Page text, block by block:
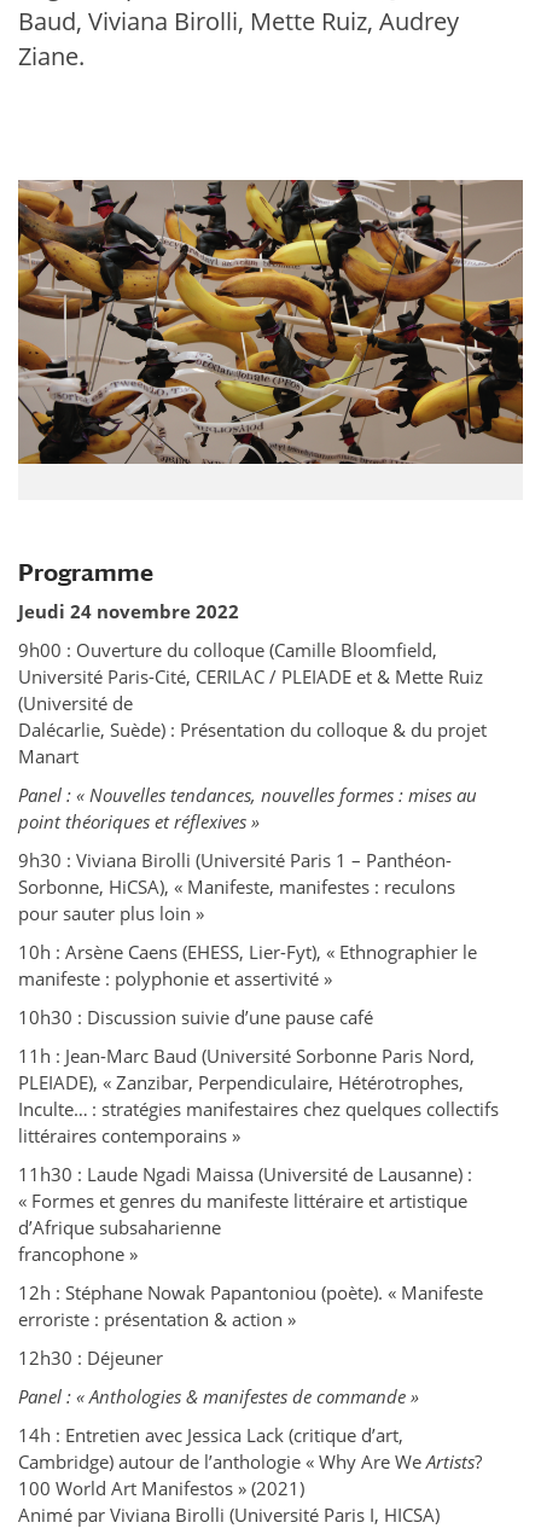
Baud, Viviana Birolli, Mette Ruiz, Audrey
Ziane.
Programme
Jeudi 24 novembre 2022
9h00 : Ouverture du colloque (Camille Bloomfield,
Université Paris-Cité, CERILAC / PLEIADE et & Mette Ruiz
(Université de
Dalécarlie, Suède) : Présentation du colloque & du projet
Manart
Panel : « Nouvelles tendances, nouvelles formes : mises au
point théoriques et réflexives »
9h30 : Viviana Birolli (Université Paris 1 – Panthéon-
Sorbonne, HiCSA), « Manifeste, manifestes : reculons
pour sauter plus loin »
10h : Arsène Caens (EHESS, Lier-Fyt), « Ethnographier le
manifeste : polyphonie et assertivité »
10h30 : Discussion suivie d’une pause café
11h : Jean-Marc Baud (Université Sorbonne Paris Nord,
PLEIADE), « Zanzibar, Perpendiculaire, Hétérotrophes,
Inculte… : stratégies manifestaires chez quelques collectifs
littéraires contemporains »
11h30 : Laude Ngadi Maissa (Université de Lausanne) :
« Formes et genres du manifeste littéraire et artistique
d’Afrique subsaharienne
francophone »
12h : Stéphane Nowak Papantoniou (poète). « Manifeste
erroriste : présentation & action »
12h30 : Déjeuner
Panel : « Anthologies & manifestes de commande »
14h : Entretien avec Jessica Lack (critique d’art,
Cambridge) autour de l’anthologie « Why Are WeArtists?
100 World Art Manifestos » (2021)
Animé par Viviana Birolli (Université Paris I, HICSA)